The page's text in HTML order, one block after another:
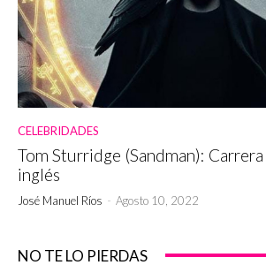
CELEBRIDADES
Tom Sturridge (Sandman):
inglés
José Manuel Ríos - Agosto 10, 2022
NO TE LO PIERDAS